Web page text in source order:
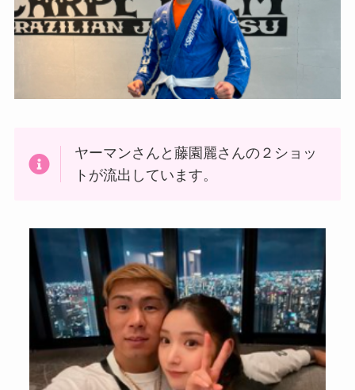
ヤーマンさんと藤園麗さんの２ショッ
トが流出しています。